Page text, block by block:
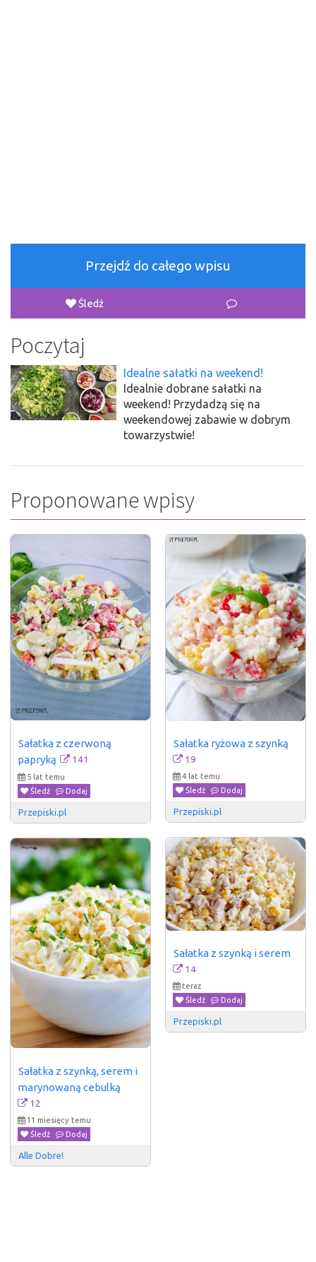
Przejdź do całego wpisu
Śledź
Poczytaj
Idealne sałatki na weekend!
Idealnie dobrane sałatki na
weekend! Przydadzą się na
weekendowej zabawie w dobrym
towarzystwie!
Proponowane wpisy
Sałatka z czerwoną
papryką
141
5 lat temu
Śledź
Dodaj
Przepiski.pl
Sałatka ryżowa z szynką
19
4 lat temu
Śledź
Dodaj
Przepiski.pl
Sałatka z szynką i serem
14
teraz
Śledź
Dodaj
Przepiski.pl
Sałatka z szynką, serem i
marynowaną cebulką
12
11 miesięcy temu
Śledź
Dodaj
Alle Dobre!